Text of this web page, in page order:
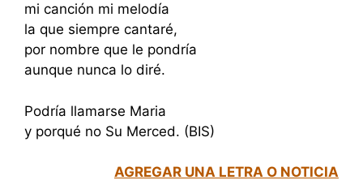
mi canción mi melodía
la que siempre cantaré,
por nombre que le pondría
aunque nunca lo diré.
Podría llamarse Maria
y porqué no Su Merced. (BIS)
AGREGAR UNA LETRA O NOTICIA